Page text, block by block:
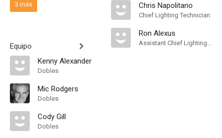
3 más
Equipo
Kenny Alexander
Dobles
Mic Rodgers
Dobles
Cody Gill
Dobles
Chris Napolitano
Chief Lighting Technician
Ron Alexus
Assistant Chief Lighting Technician